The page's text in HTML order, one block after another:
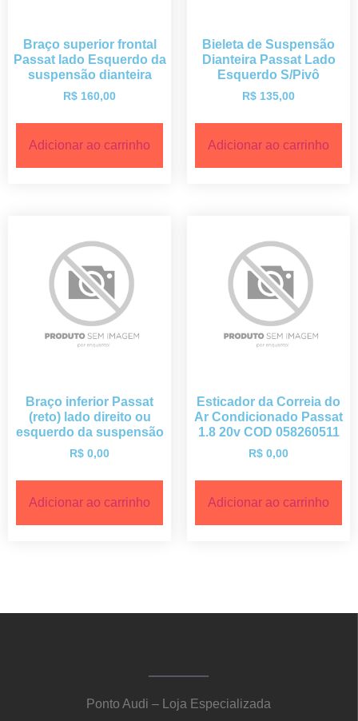
Braço superior frontal
Passat lado Esquerdo da
suspensão dianteira
R$ 160,00
Adicionar ao carrinho
Bieleta de Suspensão
Dianteira Passat Lado
Esquerdo S/Pivô
R$ 135,00
Adicionar ao carrinho
Braço inferior Passat
(reto) lado direito ou
esquerdo da suspensão
R$ 0,00
Adicionar ao carrinho
Esticador da Correia do
Ar Condicionado Passat
1.8 20v COD 058260511
R$ 0,00
Adicionar ao carrinho
Ponto Audi – Loja Especializada